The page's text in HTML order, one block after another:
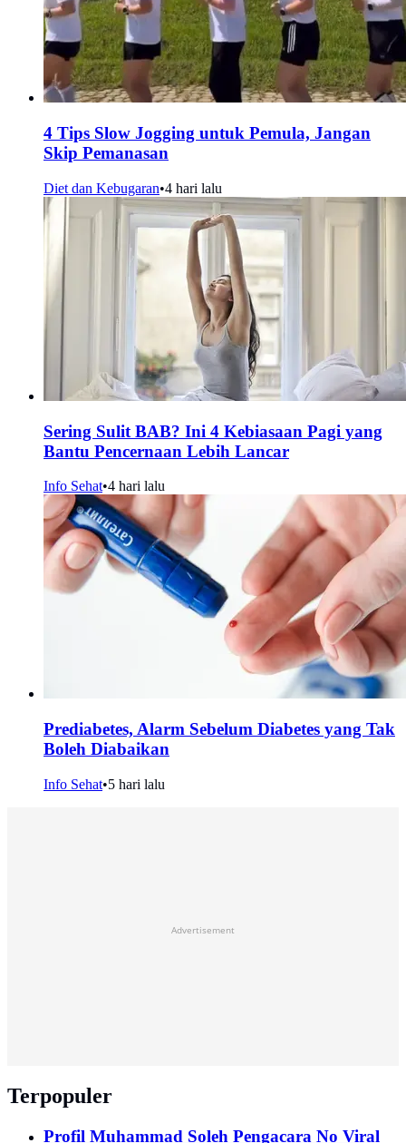
4 Tips Slow Jogging untuk Pemula, Jangan
Skip Pemanasan
Diet dan Kebugaran•4 hari lalu
Sering Sulit BAB? Ini 4 Kebiasaan Pagi yang
Bantu Pencernaan Lebih Lancar
Info Sehat•4 hari lalu
Prediabetes, Alarm Sebelum Diabetes yang Tak
Boleh Diabaikan
Info Sehat•5 hari lalu
Advertisement
Terpopuler
Profil Muhammad Soleh Pengacara No Viral